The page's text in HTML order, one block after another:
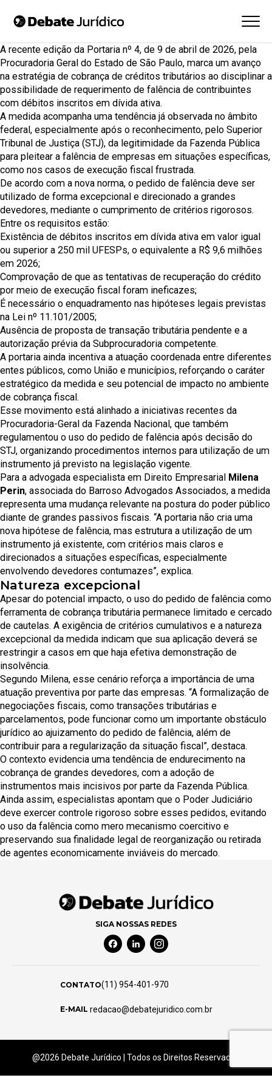
A recente edição da Portaria nº 4, de 9 de abril de 2026, pela
Procuradoria Geral do Estado de São Paulo, marca um avanço
na estratégia de cobrança de créditos tributários ao disciplinar a
possibilidade de requerimento de falência de contribuintes
com débitos inscritos em dívida ativa.
A medida acompanha uma tendência já observada no âmbito
federal, especialmente após o reconhecimento, pelo Superior
Tribunal de Justiça (STJ), da legitimidade da Fazenda Pública
para pleitear a falência de empresas em situações específicas,
como nos casos de execução fiscal frustrada.
De acordo com a nova norma, o pedido de falência deve ser
utilizado de forma excepcional e direcionado a grandes
devedores, mediante o cumprimento de critérios rigorosos.
Entre os requisitos estão:
Existência de débitos inscritos em dívida ativa em valor igual
ou superior a 250 mil UFESPs, o equivalente a R$ 9,6 milhões
em 2026;
Comprovação de que as tentativas de recuperação do crédito
por meio de execução fiscal foram ineficazes;
É necessário o enquadramento nas hipóteses legais previstas
na Lei nº 11.101/2005;
Ausência de proposta de transação tributária pendente e a
autorização prévia da Subprocuradoria competente.
A portaria ainda incentiva a atuação coordenada entre diferentes
entes públicos, como União e municípios, reforçando o caráter
estratégico da medida e seu potencial de impacto no ambiente
de cobrança fiscal.
Esse movimento está alinhado a iniciativas recentes da
Procuradoria-Geral da Fazenda Nacional, que também
regulamentou o uso do pedido de falência após decisão do
STJ, organizando procedimentos internos para utilização de um
instrumento já previsto na legislação vigente.
Para a advogada especialista em Direito Empresarial Milena
Perin, associada do Barroso Advogados Associados, a medida
representa uma mudança relevante na postura do poder público
diante de grandes passivos fiscais. “A portaria não cria uma
nova hipótese de falência, mas estrutura a utilização de um
instrumento já existente, com critérios mais claros e
direcionados a situações específicas, especialmente
envolvendo devedores contumazes”, explica.
Natureza excepcional
Apesar do potencial impacto, o uso do pedido de falência como
ferramenta de cobrança tributária permanece limitado e cercado
de cautelas. A exigência de critérios cumulativos e a natureza
excepcional da medida indicam que sua aplicação deverá se
restringir a casos em que haja efetiva demonstração de
insolvência.
Segundo Milena, esse cenário reforça a importância de uma
atuação preventiva por parte das empresas. “A formalização de
negociações fiscais, como transações tributárias e
parcelamentos, pode funcionar como um importante obstáculo
jurídico ao ajuizamento do pedido de falência, além de
contribuir para a regularização da situação fiscal”, destaca.
O contexto evidencia uma tendência de endurecimento na
cobrança de grandes devedores, com a adoção de
instrumentos mais incisivos por parte da Fazenda Pública.
Ainda assim, especialistas apontam que o Poder Judiciário
deve exercer controle rigoroso sobre esses pedidos, evitando
o uso da falência como mero mecanismo coercitivo e
preservando sua finalidade legal de reorganização ou retirada
de agentes economicamente inviáveis do mercado.
SIGA NOSSAS REDES
Facebook Social Media
Linkedin Social Media
Instagram Social Media
CONTATO(11) 954-401-970
E-MAIL redacao@debatejuridico.com.br
@2026 Debate Jurídico | Todos os Direitos Reservados